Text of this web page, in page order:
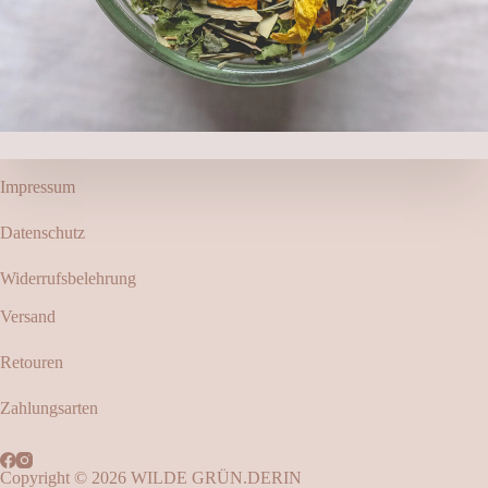
Impressum
Datenschutz
Widerrufsbelehrung
Versand
Retouren
Zahlungsarten
Copyright © 2026 WILDE GRÜN.DERIN